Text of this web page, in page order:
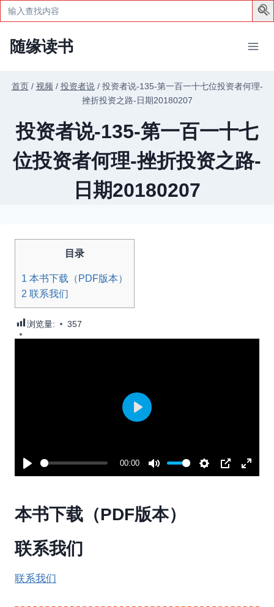
Search
for:
随缘读书
首页 / 视频 / 投资者说 / 投资者说-135-第一百一十七位投资者何理-
挫折投资之路-日期20180207
投资者说-135-第一百一十七
位投资者何理-挫折投资之路-
日期20180207
目录
1 本书下载（PDF版本）
2 联系我们
浏览量: 357
P
a
00:00
M
t
S
P
E
P
本书下载（PDF版本）
联系我们
联系我们